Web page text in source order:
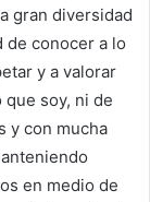
gran diversidad
de conocer a lo
y a valorar
que soy, ni de
y con mucha
en medio de